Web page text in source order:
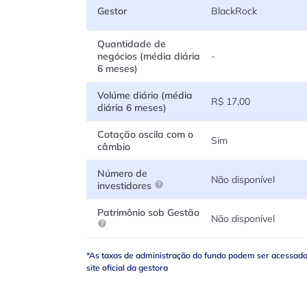
*As taxas de administração do fundo podem ser
site oficial da gestora
Gestor BlackRock
Quantidade de
negócios (média diária
6 meses)
-
Volúme diário (média
diária 6 meses)
R$ 17,00
Cotação oscila com o
câmbio
Sim
Número de
investidores
Não disponível
Patrimônio sob Gestão Não disponível